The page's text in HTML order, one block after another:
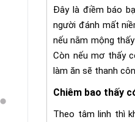
Đây là điềm báo
người đánh mất
nếu nằm mộng
Còn nếu mơ thấy
làm ăn sẽ thanh
Chiêm bao thấy
Theo tâm linh thì